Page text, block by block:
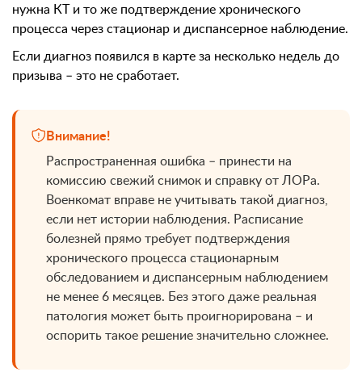
нужна КТ и то же подтверждение хронического
процесса через стационар и диспансерное наблюдение.
Если диагноз появился в карте за несколько недель до
призыва – это не сработает.
Внимание!
Распространенная ошибка – принести на
комиссию свежий снимок и справку от ЛОРа.
Военкомат вправе не учитывать такой диагноз,
если нет истории наблюдения. Расписание
болезней прямо требует подтверждения
хронического процесса стационарным
обследованием и диспансерным наблюдением
не менее 6 месяцев. Без этого даже реальная
патология может быть проигнорирована – и
оспорить такое решение значительно сложнее.